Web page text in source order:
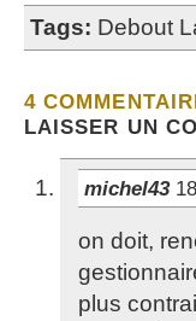
Tags: Debout
4
LAISSER UN
michel43
on doit,
plus